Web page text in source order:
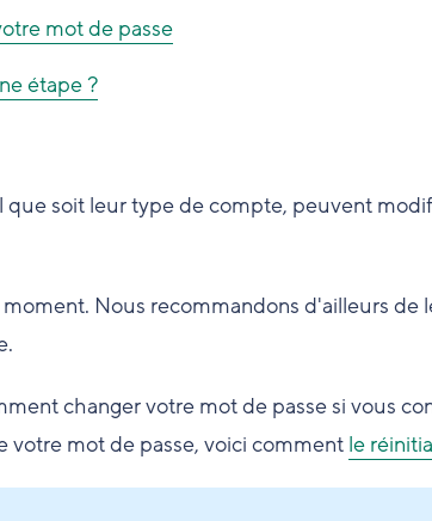
mot de passe
étape ?
que soit leur type de compte, peuvent
Nous recommandons d'ailleurs de
changer votre mot de passe si vous
votre mot de passe, voici comment le